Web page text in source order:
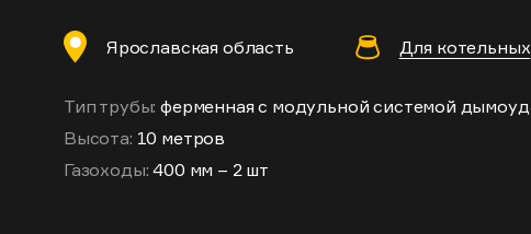
Ярославская область Для котельных
Тип трубы: ферменная с модульной системой
Высота: 10 метров
Газоходы: 400 мм – 2 шт